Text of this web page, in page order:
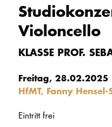
Violoncello
KLASSE PROF.
Freitag, 28.02.2025
HfMT, Fanny Hensel-
Eintritt frei